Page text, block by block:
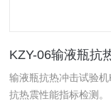
KZY-06输液瓶抗
输液瓶抗热冲击试验
抗热震性能指标检测